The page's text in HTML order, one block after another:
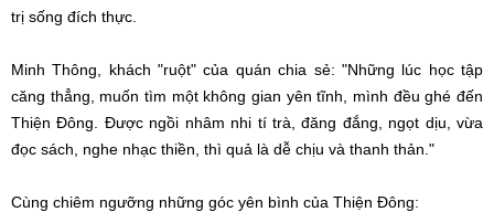
trị sống đích thực.
Minh Thông, khách "ruột" của quán chia sẻ: "Những lúc học tập
căng thẳng, muốn tìm một không gian yên tĩnh, mình đều ghé đến
Thiện Đông. Được ngồi nhâm nhi tí trà, đăng đắng, ngọt dịu, vừa
đọc sách, nghe nhạc thiền, thì quả là dễ chịu và thanh thản."
Cùng chiêm ngưỡng những góc yên bình của Thiện Đông: